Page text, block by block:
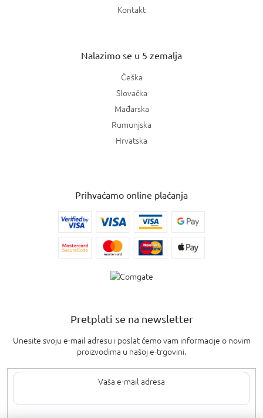
Kontakt
Nalazimo se u 5 zemalja
Češka
Slovačka
Mađarska
Rumunjska
Hrvatska
Prihvaćamo online plaćanja
Pretplati se na newsletter
Unesite svoju e-mail adresu i poslat ćemo vam informacije o novim
proizvodima u našoj e-trgovini.